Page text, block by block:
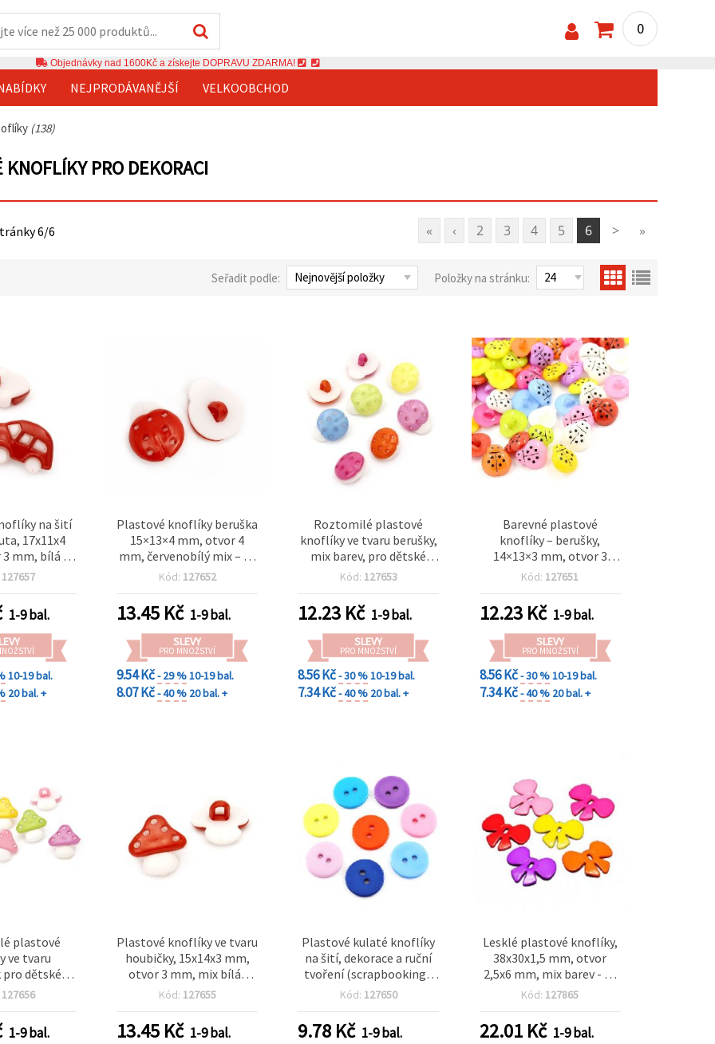
0
Objednávky nad 1600Kč a získejte DOPRAVU ZDARMA!
NEJPRODÁVANĚJŠÍ VELKOOBCHOD
(138)
KNOFLÍKY PRO DEKORACI
« ‹ 2 3 4 5 6 > »
6/6
Seřadit podle: Položky na stránku:
na šití
17x11x4
mm, bílá a
10 ks
127657
1-9 bal.
10-19 bal.
20 bal. +
Plastové knoflíky beruška
15×13×4 mm, otvor 4
mm, červenobílý mix – 20
ks
Kód: 127652
13.45 Kč 1-9 bal.
SLEVY
PRO MNOŽSTVÍ
9.54 Kč- 29 %10-19 bal.
8.07 Kč- 40 % 20 bal. +
Roztomilé plastové
knoflíky ve tvaru berušky,
mix barev, pro dětské
tvoření, 15×13×4 mm,
Kód: 127653
12.23 Kč 1-9 bal.
SLEVY
PRO MNOŽSTVÍ
8.56 Kč- 30 %10-19 bal.
7.34 Kč- 40 % 20 bal. +
Barevné plastové
knoflíky – berušky,
14×13×3 mm, otvor 3
mm, MIX barev – 20 ks
Kód: 127651
12.23Kč 1-9 bal.
SLEVY
PRO MNOŽSTVÍ
8.56 Kč- 30 %10-19 bal.
7.34 Kč- 40 % 20 bal. +
plastové
ve tvaru
pro dětské
a tvoření,
– 20 ks
127656
1-9 bal.
Plastové knoflíky ve tvaru
houbičky, 15x14x3 mm,
otvor 3 mm, mix bílá/
červená - balení 20 ks
Kód: 127655
13.45 Kč 1-9 bal.
Plastové kulaté knoflíky
na šití, dekorace a ruční
tvoření (scrapbooking),
mix barev, 15×2 mm,
Kód: 127650
9.78 Kč 1-9 bal.
Lesklé plastové knoflíky,
38x30x1,5 mm, otvor
2,5x6 mm, mix barev - 22
g (~20 ks)
Kód: 127865
22.01Kč 1-9 bal.